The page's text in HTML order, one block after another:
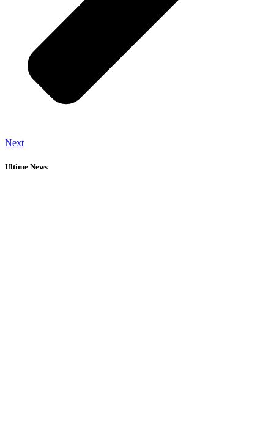
Next
Ultime News